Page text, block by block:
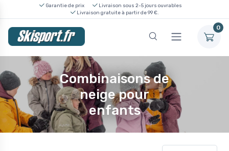
Garantie de prix
Livraison sous 2-5 jours ouvrables
Livraison gratuite à partir de 99 €.
0
Combinaisons de
neige pour
enfants